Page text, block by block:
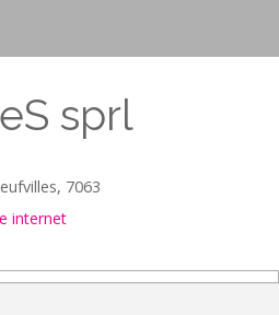
sprl
7063
internet